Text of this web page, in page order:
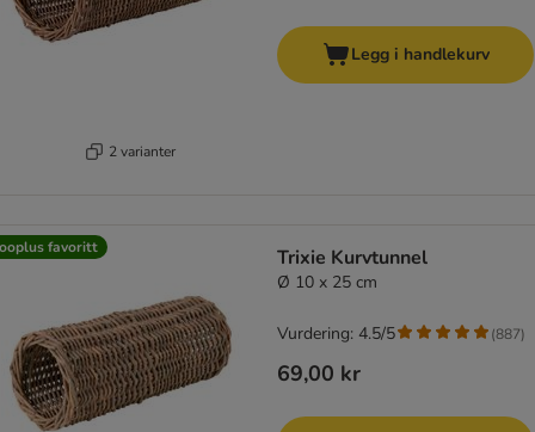
2 varianter
Legg i handlekurv
favoritt Trixie Kurvtunnel
Ø 10 x 25 cm
69,00 kr
Vurdering: 4.5/5 (887)